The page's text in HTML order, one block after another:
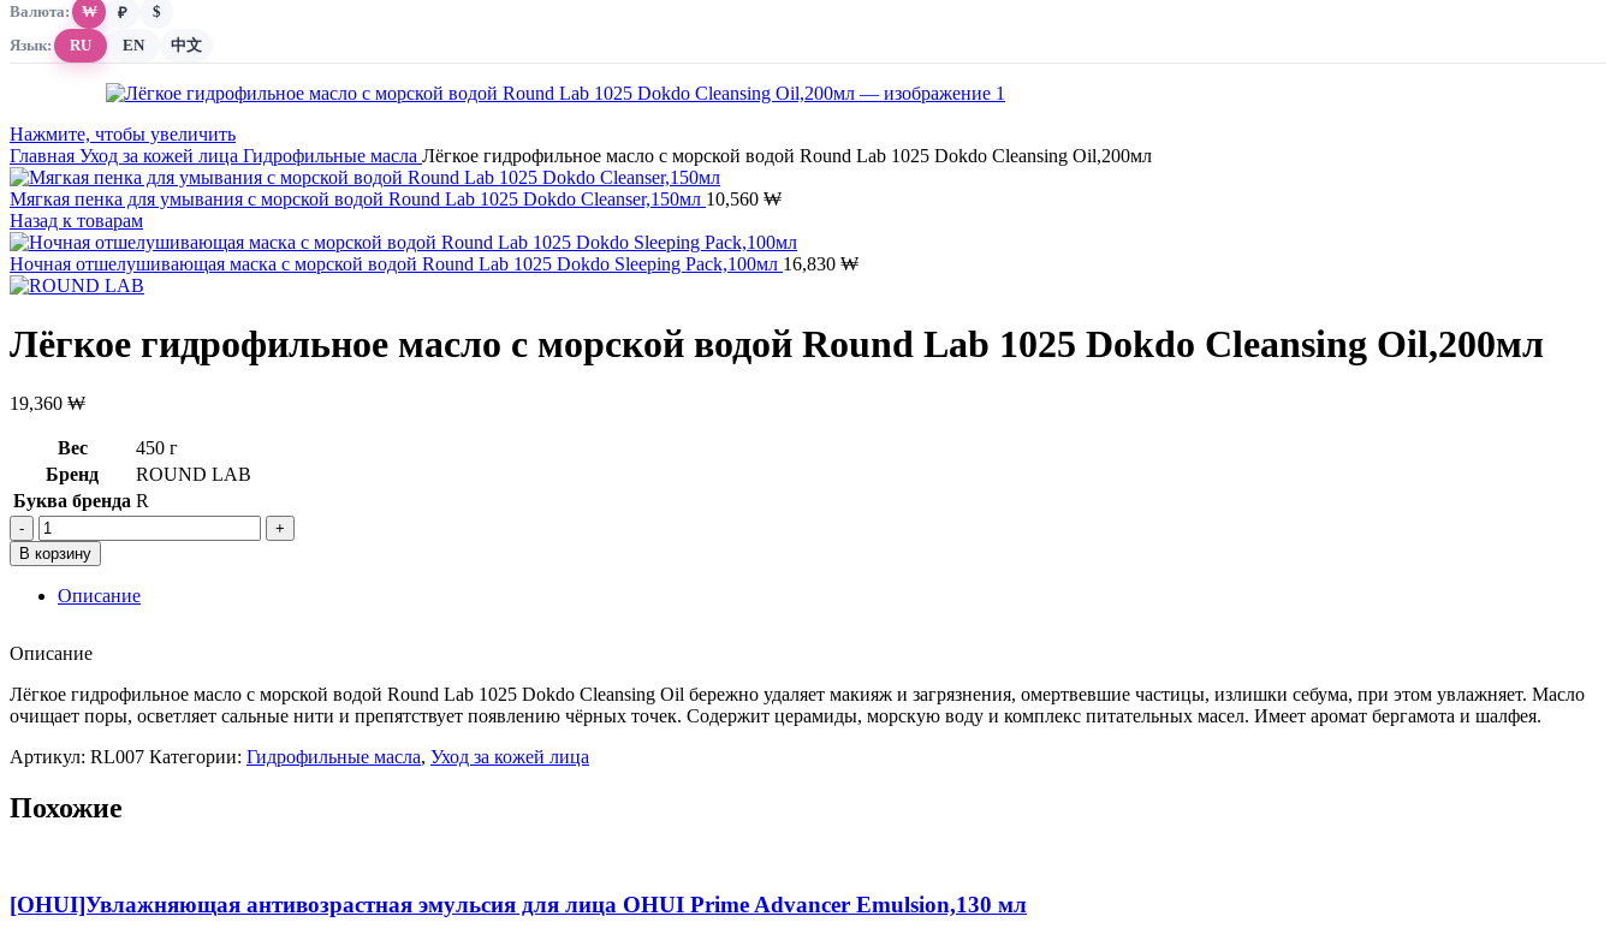
Валюта: ₩ ₽
$
Язык:
RU EN 中文
Нажмите, чтобы увеличить
Главная Уход за кожей лица Гидрофильные масла Лёгкое гидрофильное масло с морской водой Round Lab 1025 Dokdo Cleansing Oil,200мл
Мягкая пенка для умывания с морской водой Round Lab 1025 Dokdo Cleanser,150мл 10,560 ₩
Назад к товарам
Ночная отшелушивающая маска с морской водой Round Lab 1025 Dokdo Sleeping Pack,100мл 16,830 ₩
Лёгкое гидрофильное масло с морской водой Round Lab 1025 Dokdo Cleansing Oil,200мл
19,360 ₩
Вес
450 г
Бренд
ROUND LAB
Буква бренда R
Количество
товара
Лёгкое
гидрофильное
масло
морской
Round
Lab
Dokdo
Oil,200мл
В корзину
Описание
Описание
Лёгкое гидрофильное масло с морской водой Round Lab 1025 Dokdo Cleansing Oil бережно удаляет макияж и загрязнения, омертвевшие частицы, излишки себума, при этом увлажняет. Масло
очищает поры, осветляет сальные нити и препятствует появлению чёрных точек. Содержит церамиды, морскую воду и комплекс питательных масел. Имеет аромат бергамота и шалфея.
Артикул: RL007 Категории: Гидрофильные масла, Уход за кожей лица
Похожие
[OHUI]Увлажняющая антивозрастная эмульсия для лица OHUI Prime Advancer Emulsion,130 мл